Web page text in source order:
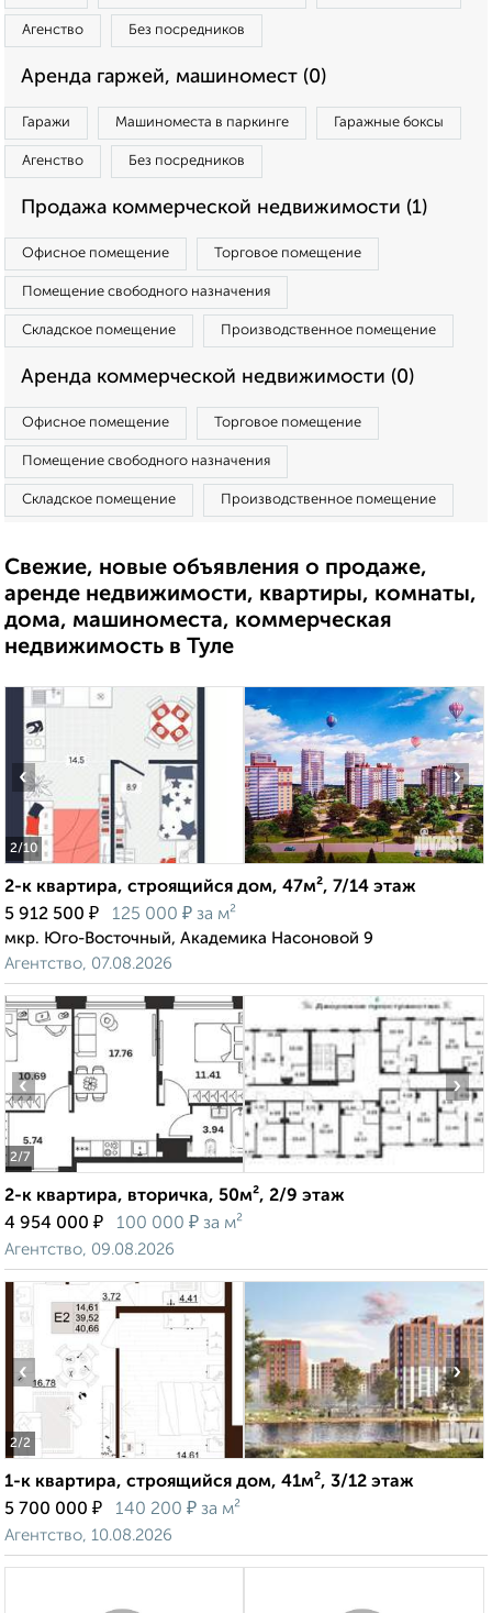
Агенство Без посредников
Аренда гаржей, машиномест (0)
Гаражи Машиноместа в паркинге Гаражные боксы
Агенство Без посредников
Продажа коммерческой недвижимости (1)
Офисное помещение Торговое помещение
Помещение свободного назначения
Складское помещение Производственное помещение
Аренда коммерческой недвижимости (0)
Офисное помещение Торговое помещение
Помещение свободного назначения
Складское помещение Производственное помещение
Свежие, новые объявления о продаже,
аренде недвижимости, квартиры, комнаты,
дома, машиноместа, коммерческая
недвижимость в Туле
2/10
‹ ›
2-к квартира, строящийся дом, 47м², 7/14 этаж
5 912 500 ₽ 125 000 ₽ за м²
мкр. Юго-Восточный, Академика Насоновой 9
Агентство, 07.08.2026
2/7
‹ ›
2-к квартира, вторичка, 50м², 2/9 этаж
4 954 000 ₽ 100 000 ₽ за м²
Агентство, 09.08.2026
2/2
‹ ›
1-к квартира, строящийся дом, 41м², 3/12 этаж
5 700 000 ₽ 140 200 ₽ за м²
Агентство, 10.08.2026